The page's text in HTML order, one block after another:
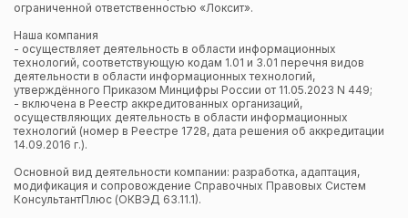
ограниченной ответственностью «Локсит».
Наша компания
- осуществляет деятельность в области информационных
технологий, соответствующую кодам 1.01 и 3.01 перечня видов
деятельности в области информационных технологий,
утверждённого Приказом Минцифры России от 11.05.2023 N 449;
- включена в Реестр аккредитованных организаций,
осуществляющих деятельность в области информационных
технологий (номер в Реестре 1728, дата решения об аккредитации
14.09.2016 г.).
Основной вид деятельности компании: разработка, адаптация,
модификация и сопровождение Справочных Правовых Систем
КонсультантПлюс (ОКВЭД 63.11.1).